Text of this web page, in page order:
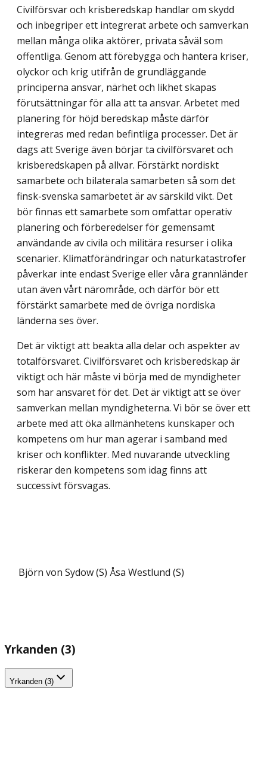
Civilförsvar och krisberedskap handlar om skydd
och inbegriper ett integrerat arbete och samverkan
mellan många olika aktörer, privata såväl som
offentliga. Genom att förebygga och hantera kriser,
olyckor och krig utifrån de grundläggande
principerna ansvar, närhet och likhet skapas
förutsättningar för alla att ta ansvar. Arbetet med
planering för höjd beredskap måste därför
integreras med redan befintliga processer. Det är
dags att Sverige även börjar ta civilförsvaret och
krisberedskapen på allvar. Förstärkt nordiskt
samarbete och bilaterala samarbeten så som det
finsk-svenska samarbetet är av särskild vikt. Det
bör finnas ett samarbete som omfattar operativ
planering och förberedelser för gemensamt
användande av civila och militära resurser i olika
scenarier. Klimatförändringar och naturkatastrofer
påverkar inte endast Sverige eller våra grannländer
utan även vårt närområde, och därför bör ett
förstärkt samarbete med de övriga nordiska
länderna ses över.
Det är viktigt att beakta alla delar och aspekter av
totalförsvaret. Civilförsvaret och krisberedskap är
viktigt och här måste vi börja med de myndigheter
som har ansvaret för det. Det är viktigt att se över
samverkan mellan myndigheterna. Vi bör se över ett
arbete med att öka allmänhetens kunskaper och
kompetens om hur man agerar i samband med
kriser och konflikter. Med nuvarande utveckling
riskerar den kompetens som idag finns att
successivt försvagas.
Björn von Sydow (S) Åsa Westlund (S)
Yrkanden (3)
Yrkanden (3)